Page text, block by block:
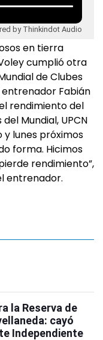
by Thinkindot Audio
en tierra
cumplió otra
de Clubes
entrenador Fabián
rendimiento del
Mundial, UPCN
y lunes próximos
forma. Hicimos
rendimiento”,
entrenador.
la Reserva de
cayó
Independiente